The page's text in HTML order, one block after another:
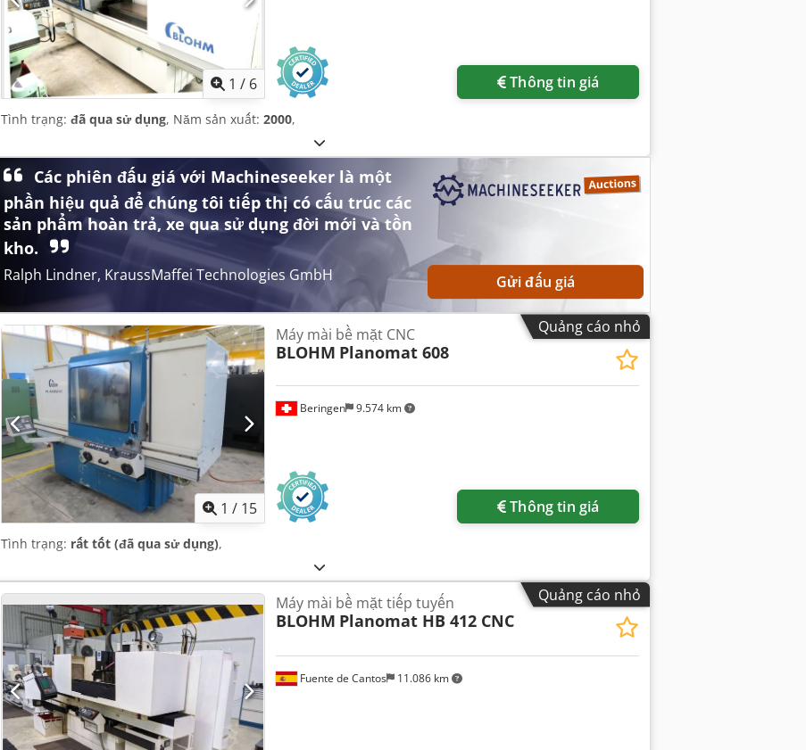
1 / 6 Thông tin giá
Tình trạng: đã qua sử dụng, Năm sản xuất: 2000,
Các phiên đấu giá với Machineseeker là một
phần hiệu quả để chúng tôi tiếp thị có cấu trúc các
sản phẩm hoàn trả, xe qua sử dụng đời mới và tồn
kho.
Ralph Lindner, KraussMaffei Technologies GmbH Gửi đấu giá
Quảng cáo nhỏ
1 / 15
Beringen 9.574 km
Máy mài bề mặt CNC
BLOHM Planomat 608
Thông tin giá
Tình trạng: rất tốt (đã qua sử dụng),
Quảng cáo nhỏ
Fuente de Cantos 11.086 km
Máy mài bề mặt tiếp tuyến
BLOHM Planomat HB 412 CNC